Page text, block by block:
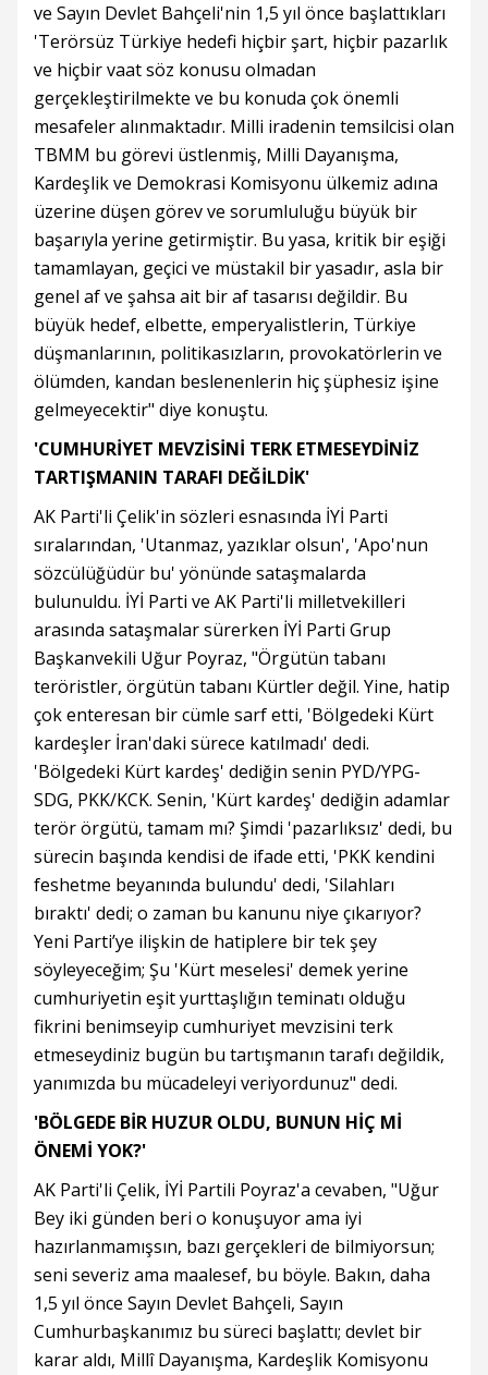
ve Sayın Devlet Bahçeli'nin 1,5 yıl önce başlattıkları
'Terörsüz Türkiye hedefi hiçbir şart, hiçbir pazarlık
ve hiçbir vaat söz konusu olmadan
gerçekleştirilmekte ve bu konuda çok önemli
mesafeler alınmaktadır. Milli iradenin temsilcisi olan
TBMM bu görevi üstlenmiş, Milli Dayanışma,
Kardeşlik ve Demokrasi Komisyonu ülkemiz adına
üzerine düşen görev ve sorumluluğu büyük bir
başarıyla yerine getirmiştir. Bu yasa, kritik bir eşiği
tamamlayan, geçici ve müstakil bir yasadır, asla bir
genel af ve şahsa ait bir af tasarısı değildir. Bu
büyük hedef, elbette, emperyalistlerin, Türkiye
düşmanlarının, politikasızların, provokatörlerin ve
ölümden, kandan beslenenlerin hiç şüphesiz işine
gelmeyecektir" diye konuştu.
'CUMHURİYET MEVZİSİNİ TERK ETMESEYDİNİZ
TARTIŞMANIN TARAFI DEĞİLDİK'
AK Parti'li Çelik'in sözleri esnasında İYİ Parti
sıralarından, 'Utanmaz, yazıklar olsun', 'Apo'nun
sözcülüğüdür bu' yönünde sataşmalarda
bulunuldu. İYİ Parti ve AK Parti'li milletvekilleri
arasında sataşmalar sürerken İYİ Parti Grup
Başkanvekili Uğur Poyraz, "Örgütün tabanı
teröristler, örgütün tabanı Kürtler değil. Yine, hatip
çok enteresan bir cümle sarf etti, 'Bölgedeki Kürt
kardeşler İran'daki sürece katılmadı' dedi.
'Bölgedeki Kürt kardeş' dediğin senin PYD/YPG-
SDG, PKK/KCK. Senin, 'Kürt kardeş' dediğin adamlar
terör örgütü, tamam mı? Şimdi 'pazarlıksız' dedi, bu
sürecin başında kendisi de ifade etti, 'PKK kendini
feshetme beyanında bulundu' dedi, 'Silahları
bıraktı' dedi; o zaman bu kanunu niye çıkarıyor?
Yeni Parti’ye ilişkin de hatiplere bir tek şey
söyleyeceğim; Şu 'Kürt meselesi' demek yerine
cumhuriyetin eşit yurttaşlığın teminatı olduğu
fikrini benimseyip cumhuriyet mevzisini terk
etmeseydiniz bugün bu tartışmanın tarafı değildik,
yanımızda bu mücadeleyi veriyordunuz" dedi.
'BÖLGEDE BİR HUZUR OLDU, BUNUN HİÇ Mİ
ÖNEMİ YOK?'
AK Parti'li Çelik, İYİ Partili Poyraz'a cevaben, "Uğur
Bey iki günden beri o konuşuyor ama iyi
hazırlanmamışsın, bazı gerçekleri de bilmiyorsun;
seni severiz ama maalesef, bu böyle. Bakın, daha
1,5 yıl önce Sayın Devlet Bahçeli, Sayın
Cumhurbaşkanımız bu süreci başlattı; devlet bir
karar aldı, Millî Dayanışma, Kardeşlik Komisyonu